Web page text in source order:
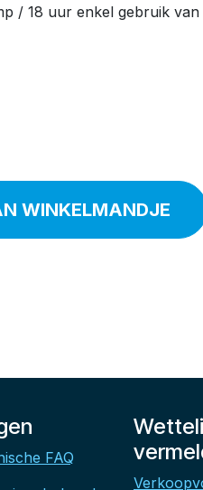
/ 18 uur enkel gebruik van
WINKELMANDJE
FAQ